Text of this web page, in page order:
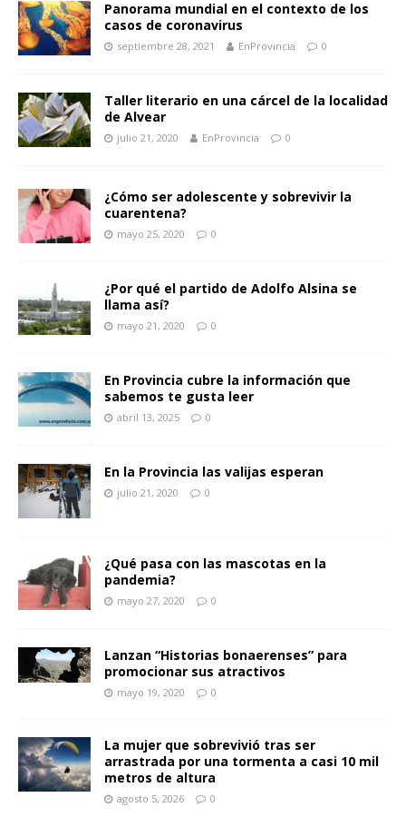
Panorama mundial en el contexto de los
casos de coronavirus
septiembre 28, 2021 EnProvincia 0
Taller literario en una cárcel de la localidad
de Alvear
julio 21, 2020 EnProvincia 0
¿Cómo ser adolescente y sobrevivir la
cuarentena?
mayo 25, 2020 0
¿Por qué el partido de Adolfo Alsina se
llama así?
mayo 21, 2020 0
En Provincia cubre la información que
sabemos te gusta leer
abril 13, 2025 0
En la Provincia las valijas esperan
julio 21, 2020 0
¿Qué pasa con las mascotas en la
pandemia?
mayo 27, 2020 0
Lanzan “Historias bonaerenses” para
promocionar sus atractivos
mayo 19, 2020 0
La mujer que sobrevivió tras ser
arrastrada por una tormenta a casi 10 mil
metros de altura
agosto 5, 2026 0